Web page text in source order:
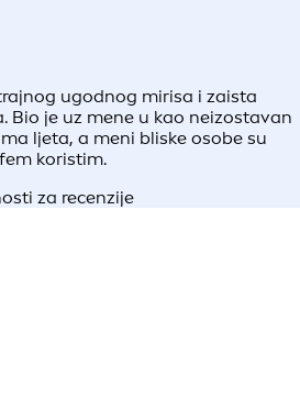
ugodnog mirisa i zaista
Bio je uz mene u kao neizostavan
ljeta, a meni bliske osobe su
koristim.
za recenzije